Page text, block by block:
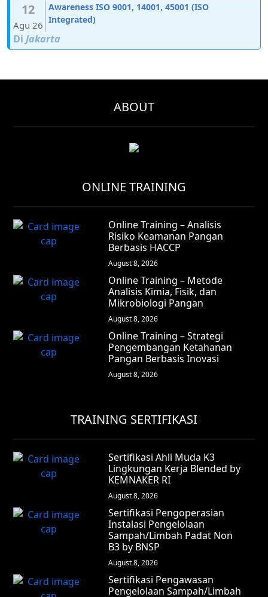
12
Agu 26
Awareness ISO 9001, 14001, 45001 (ISO
Integrated)
Di Jakarta
ABOUT
ONLINE TRAINING
Online Training – Analisis
Risiko Keamanan Pangan
Berbasis HACCP
August 8, 2026
Online Training – Metode
Analisis Kimia, Fisik, dan
Mikrobiologi Pangan
August 8, 2026
Online Training – Strategi
Pengembangan Ketahanan
Pangan Berbasis Inovasi
August 8, 2026
TRAINING SERTIFIKASI
Sertifikasi Ahli Muda K3
Lingkungan Kerja Blended by
KEMNAKER RI
August 8, 2026
Sertifikasi Pengoperasian
Instalasi Pengelolaan
Sampah/Limbah Padat Non
B3 by BNSP
August 8, 2026
Sertifikasi Pengawasan
Pengelolaan Sampah/Limbah